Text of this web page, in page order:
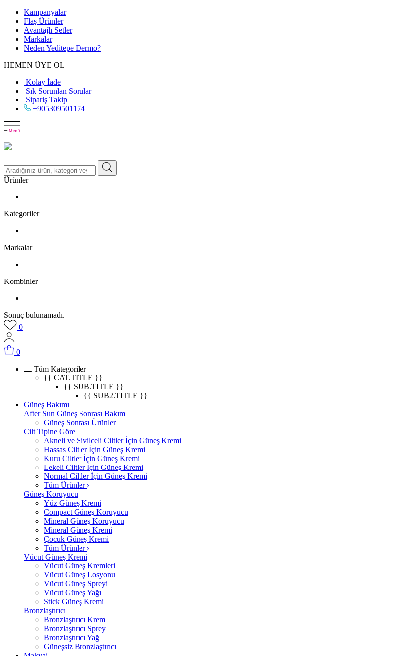
Kampanyalar
Flaş Ürünler
Avantajlı Setler
Markalar
Neden Yeditepe Dermo?
HEMEN ÜYE OL
Kolay İade
Sık Sorunlan Sorular
Sipariş Takip
+905309501174
Ürünler
Kategoriler
Markalar
Kombinler
Sonuç bulunamadı.
0
0
Tüm Kategoriler
{{ CAT.TITLE }}
{{ SUB.TITLE }}
{{ SUB2.TITLE }}
Güneş Bakımı
After Sun Güneş Sonrası Bakım
Güneş Sonrası Ürünler
Cilt Tipine Göre
Akneli ve Sivilceli Ciltler İçin Güneş Kremi
Hassas Ciltler İçin Güneş Kremi
Kuru Ciltler İçin Güneş Kremi
Lekeli Ciltler İçin Güneş Kremi
Normal Ciltler İçin Güneş Kremi
Tüm Ürünler
Güneş Koruyucu
Yüz Güneş Kremi
Compact Güneş Koruyucu
Mineral Güneş Koruyucu
Mineral Güneş Kremi
Çocuk Güneş Kremi
Tüm Ürünler
Vücut Güneş Kremi
Vücut Güneş Kremleri
Vücut Güneş Losyonu
Vücut Güneş Spreyi
Vücut Güneş Yağı
Stick Güneş Kremi
Bronzlaştırıcı
Bronzlaştırıcı Krem
Bronzlaştırıcı Sprey
Bronzlaştırıcı Yağ
Güneşsiz Bronzlaştırıcı